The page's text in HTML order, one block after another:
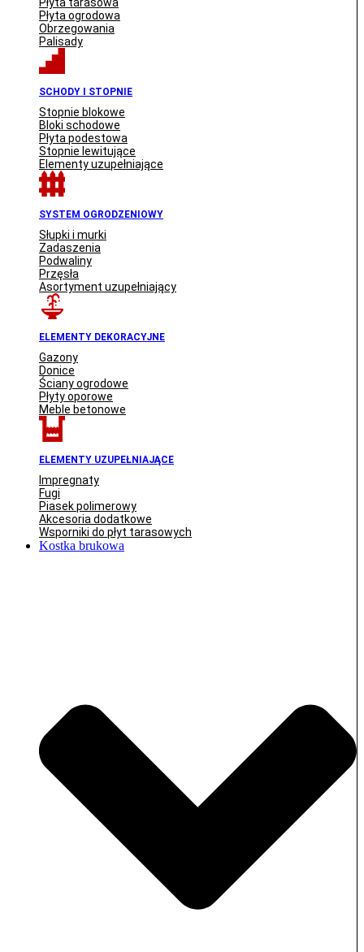
Płyta ogrodowa
Obrzegowania
Palisady
SCHODY I STOPNIE
Stopnie blokowe
Bloki schodowe
Płyta podestowa
Stopnie lewitujące
Elementy uzupełniające
SYSTEM OGRODZENIOWY
Słupki i murki
Zadaszenia
Podwaliny
Przęsła
Asortyment uzupełniający
ELEMENTY DEKORACYJNE
Gazony
Donice
Ściany ogrodowe
Płyty oporowe
Meble betonowe
ELEMENTY UZUPEŁNIAJĄCE
Impregnaty
Fugi
Piasek polimerowy
Akcesoria dodatkowe
Wsporniki do płyt tarasowych
Kostka brukowa